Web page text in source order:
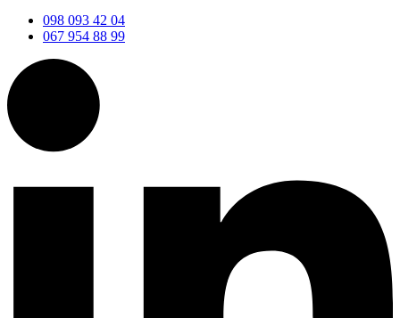
098 093 42 04
067 954 88 99